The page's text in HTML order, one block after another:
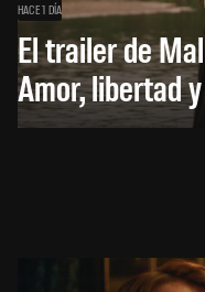
HACE 1 DÍA
El trailer de
Amor, libertad